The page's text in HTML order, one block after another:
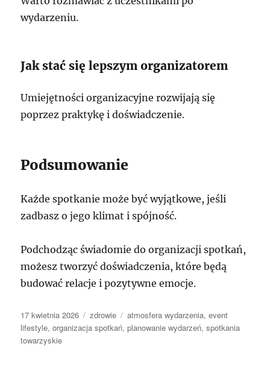
wydarzeniu.
Jak stać się lepszym organizatorem
Umiejętności organizacyjne rozwijają się
poprzez praktykę i doświadczenie.
Podsumowanie
Każde spotkanie może być wyjątkowe, jeśli
zadbasz o jego klimat i spójność.
Podchodząc świadomie do organizacji spotkań,
możesz tworzyć doświadczenia, które będą
budować relacje i pozytywne emocje.
Data
publikacji
17 kwietnia 2026 Kategorie
zdrowie Tagi
atmosfera wydarzenia,event
lifestyle,organizacja spotkań,planowanie wydarzeń,spotkania
towarzyskie